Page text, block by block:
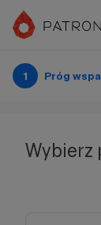
1 Próg
Wybierz